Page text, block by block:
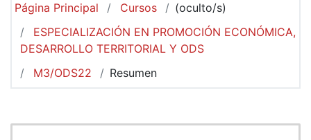
Página Principal Cursos
(oculto/s)
ESPECIALIZACIÓN EN PROMOCIÓN ECONÓMICA,
DESARROLLO TERRITORIAL Y ODS
M3/ODS22
Resumen